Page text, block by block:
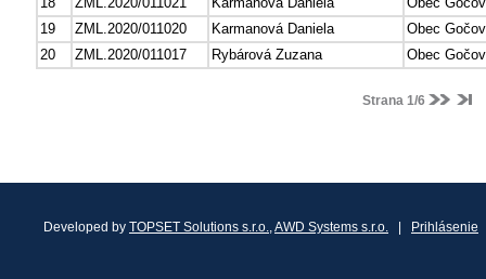
19
ZML.2020/011020 Karmanová Daniela
Obec
20
ZML.2020/011017 Rybárová Zuzana Obec
Strana 1/6
Developed by TOPSET Solutions s.r.o.,AWD Systems s.r.o. Prihlásenie